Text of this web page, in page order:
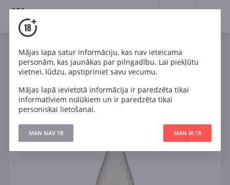
18+
Dzirkstošais Balts Sauss
Francija
Calvet Celebration Brut
Mājas lapa satur informāciju, kas nav ieteicama
personām, kas jaunākas par pilngadību. Lai piekļūtu
vietnei, lūdzu, apstipriniet savu vecumu.
Mājas lapā ievietotā informācija ir paredzēta tikai
informatīviem nolūkiem un ir paredzēta tikai
personiskai lietošanai.
MAN NAV 18 MAN IR 18